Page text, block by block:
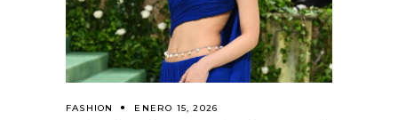
FASHION ENERO 15, 2026